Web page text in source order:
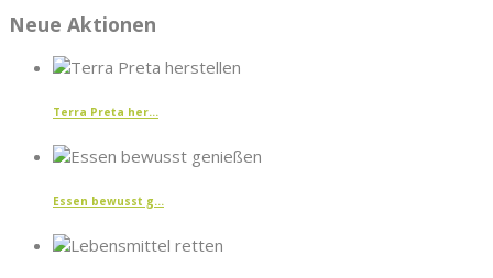
Neue Aktionen
Terra Preta her...
Essen bewusst g...